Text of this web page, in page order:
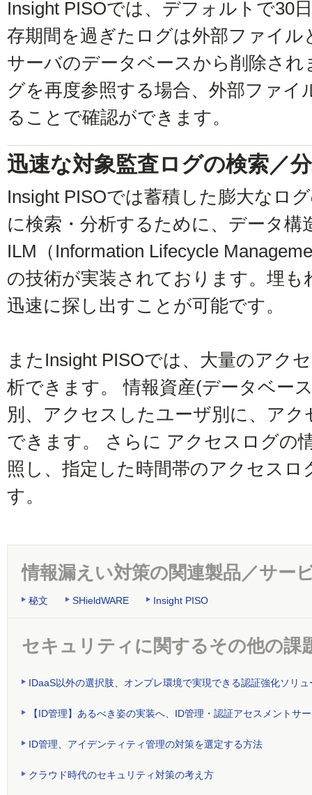
Insight PISOでは、デフォルトで30
存期間を過ぎたログは外部ファイ
サーバのデータベースから削除さ
グを再度参照する場合、外部ファ
ることで確認ができます。
迅速な対象監査ログの検索／
Insight PISOでは蓄積した膨大なロ
に検索・分析するために、データ構
ILM（Information Lifecycle
の技術が実装されております。埋
迅速に探し出すことが可能です。
またInsight PISOでは、大量のアク
析できます。 情報資産(データベー
別、アクセスしたユーザ別に、ア
できます。 さらに アクセスログの
照し、指定した時間帯のアクセス
す。
情報漏えい対策の関連製品／サー
秘文 SHieldWARE Insight PISO
セキュリティに関するその他の課
IDaaS以外の選択肢、オンプレ環境で実現できる認証強化ソリュ
【ID管理】あるべき姿の実装へ、ID管理・認証アセスメントサ
ID管理、アイデンティティ管理の対策を選定する方法
クラウド時代のセキュリティ対策の考え方